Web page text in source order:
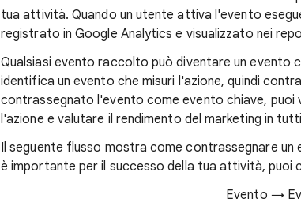
tua attività. Quando un utente attiva l'evento
registrato in Google Analytics e visualizzato nei
Qualsiasi evento raccolto può diventare un evento
identifica un evento che misuri l'azione, quindi
contrassegnato l'evento come evento chiave, puoi
l'azione e valutare il rendimento del marketing in
Il seguente flusso mostra come contrassegnare
è importante per il successo della tua attività, puoi
Evento →